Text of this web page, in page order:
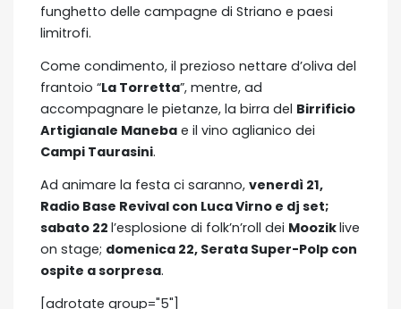
funghetto delle campagne di Striano e paesi
limitrofi.
Come condimento, il prezioso nettare d’oliva del
frantoio “La Torretta”, mentre, ad
accompagnare le pietanze, la birra del Birrificio
Artigianale Maneba e il vino aglianico dei
Campi Taurasini.
Ad animare la festa ci saranno, venerdì 21,
Radio Base Revival con Luca Virno e dj set;
sabato 22 l’esplosione di folk’n’roll dei Mooziklive
on stage; domenica 22, Serata Super-Polp con
ospite a sorpresa.
[adrotate group="5"]